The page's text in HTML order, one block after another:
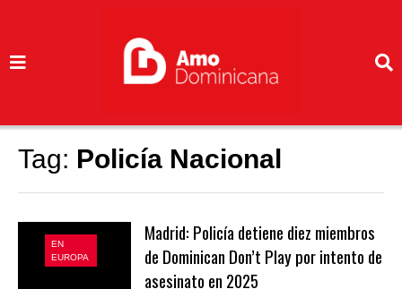
Tag: Policía Nacional
EN
EUROPA
Madrid: Policía detiene diez miembros
de Dominican Don’t Play por intento de
asesinato en 2025